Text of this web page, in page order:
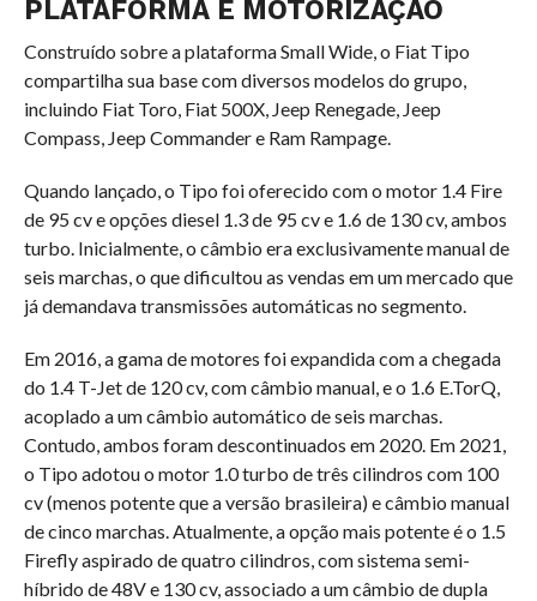
PLATAFORMA E MOTORIZAÇÃO
Construído sobre a plataforma Small Wide, o Fiat Tipo
compartilha sua base com diversos modelos do grupo,
incluindo Fiat Toro, Fiat 500X, Jeep Renegade, Jeep
Compass, Jeep Commander e Ram Rampage.
Quando lançado, o Tipo foi oferecido com o motor 1.4 Fire
de 95 cv e opções diesel 1.3 de 95 cv e 1.6 de 130 cv, ambos
turbo. Inicialmente, o câmbio era exclusivamente manual de
seis marchas, o que dificultou as vendas em um mercado que
já demandava transmissões automáticas no segmento.
Em 2016, a gama de motores foi expandida com a chegada
do 1.4 T-Jet de 120 cv, com câmbio manual, e o 1.6 E.TorQ,
acoplado a um câmbio automático de seis marchas.
Contudo, ambos foram descontinuados em 2020. Em 2021,
o Tipo adotou o motor 1.0 turbo de três cilindros com 100
cv (menos potente que a versão brasileira) e câmbio manual
de cinco marchas. Atualmente, a opção mais potente é o 1.5
Firefly aspirado de quatro cilindros, com sistema semi-
híbrido de 48V e 130 cv, associado a um câmbio de dupla